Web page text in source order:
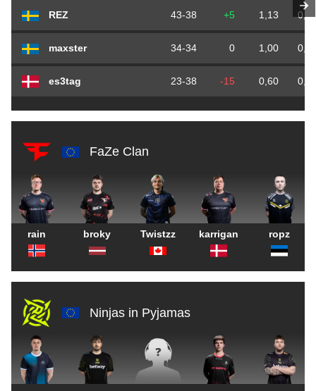
REZ 43-38 +5 1,13
maxster 34-34 0 1,00
es3tag 23-38 -15 0,60
FaZe Clan
rain broky Twistzz karrigan ropz
Ninjas in Pyjamas